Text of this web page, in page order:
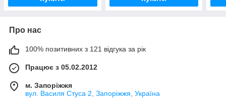
Про нас
100% позитивних з 121 відгука за рік
Працює з 05.02.2012
м. Запоріжжя
вул. Василя Стуса 2, Запоріжжя, Україна